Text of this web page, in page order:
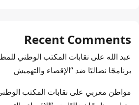
Recent Comments
عبد الله على نقابات المكتب الوطني
برنامجًا نضاليًا ضد “الإقصاء والتهميش
مواطن مغربي على نقابات المكتب